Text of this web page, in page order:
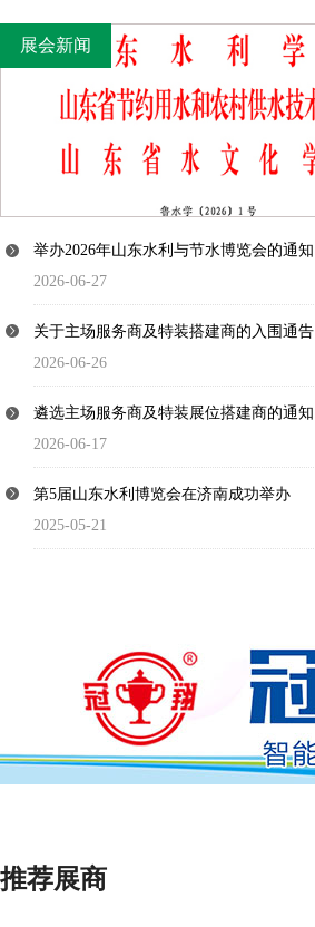
展会新闻
举办2026年山东水利与节水博览会的通知
2026-06-27
关于主场服务商及特装搭建商的入围通告
2026-06-26
遴选主场服务商及特装展位搭建商的通知
2026-06-17
第5届山东水利博览会在济南成功举办
2025-05-21
展会新闻
推荐展商